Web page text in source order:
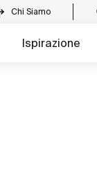
Chi Siamo
Ispirazione